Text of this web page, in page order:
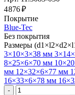
4 876 ₽
Покрытие
Blue-Tec
Без покрытия
Размеры
3×10×3×38 мм
8×25×6×70 мм
мм 12×32×6×77 мм
16×33×6×78 мм